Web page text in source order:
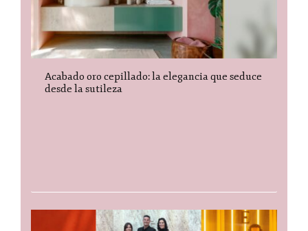
Acabado oro cepillado: la elegancia que seduce
desde la sutileza